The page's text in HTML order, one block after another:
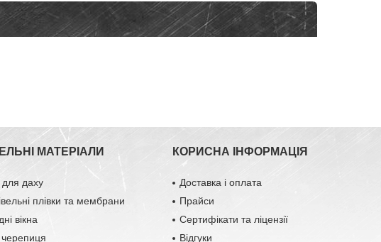
МАТЕРІАЛИ
для даху
плівки та мембрани
вікна
черепиця
КОРИСНА ІНФОРМАЦІЯ
Доставка і оплата
Прайси
Сертифікати та ліцензії
Відгуки